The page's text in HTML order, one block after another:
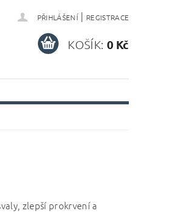
PŘIHLÁŠENÍ | REGISTRACE
KOŠÍK: 0 Kč
zlepší prokrvení a